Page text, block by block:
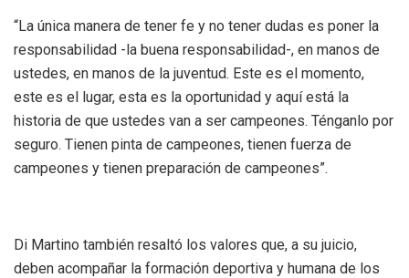
‎“La única manera de tener fe y no tener dudas es poner la
responsabilidad -la buena responsabilidad-, en manos de
ustedes, en manos de la juventud. Este es el momento,
este es el lugar, esta es la oportunidad y aquí está la
historia de que ustedes van a ser campeones. Ténganlo por
seguro. Tienen pinta de campeones, tienen fuerza de
campeones y tienen preparación de campeones”.
‎Di Martino también resaltó los valores que, a su juicio,
deben acompañar la formación deportiva y humana de los